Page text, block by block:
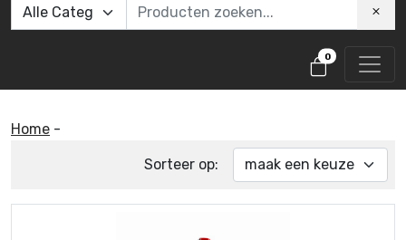
0
Home -
Sorteer op: